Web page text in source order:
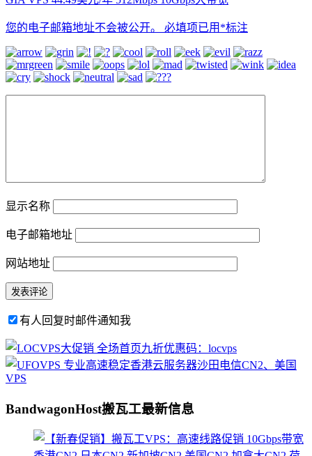
您的电子邮箱地址不会被公开。 必填项已用 *标注
显示名称
电子邮箱地址
网站地址
有人回复时邮件通知我
BandwagonHost搬瓦工最新信息